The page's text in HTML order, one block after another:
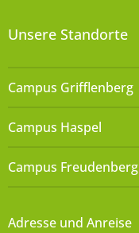
Unsere Standorte
Campus Grifflenberg
Campus Haspel
Campus Freudenberg
Adresse und Anreise